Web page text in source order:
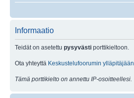
Informaatio
Teidät on asetettu pysyvästi porttikieltoon.
Ota yhteyttä Keskustelufoorumin ylläpitäjään
Tämä porttikielto on annettu IP-osoitteellesi.